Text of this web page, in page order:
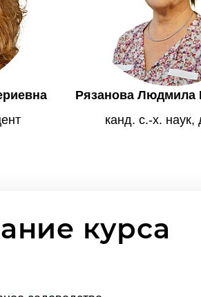
Рязанова Людмила
канд. с.-х. наук,
курса